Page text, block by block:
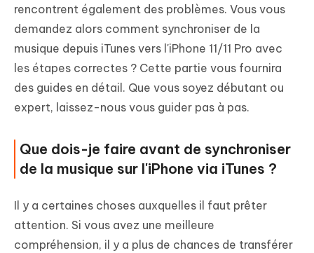
rencontrent également des problèmes. Vous vous
demandez alors comment synchroniser de la
musique depuis iTunes vers l'iPhone 11/11 Pro avec
les étapes correctes ? Cette partie vous fournira
des guides en détail. Que vous soyez débutant ou
expert, laissez-nous vous guider pas à pas.
Que dois-je faire avant de synchroniser
de la musique sur l'iPhone via iTunes ?
Il y a certaines choses auxquelles il faut prêter
attention. Si vous avez une meilleure
compréhension, il y a plus de chances de transférer